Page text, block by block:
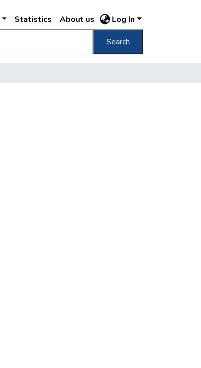
Statistics About us Log In
Search